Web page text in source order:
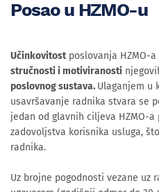
Posao u HZMO-u
Učinkovitostposlovanja HZMO-
stručnosti i motiviranosti
poslovnog sustava. Ulaganjem u
usavršavanje radnika stvara se
jedan od glavnih ciljeva HZMO-
zadovoljstva korisnika usluga,
radnika.
Uz brojne pogodnosti vezane uz